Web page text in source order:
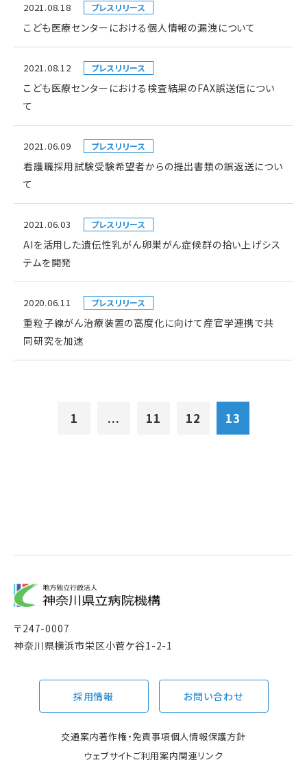
2021.08.18 プレスリリース
こども医療センターにおける個人情報の漏洩について
2021.08.12 プレスリリース
こども医療センターにおける検査結果のFAX誤送信につい
て
2021.06.09 プレスリリース
看護職採用試験受験希望者からの提出書類の誤返送につい
て
2021.06.03 プレスリリース
AIを活用した遺伝性乳がん卵巣がん症候群の拾い上げシス
テムを開発
2020.06.11 プレスリリース
重粒子線がん治療装置の高度化に向けて産官学連携で共
同研究を加速
1 ... 11 12 13
〒247-0007
神奈川県横浜市栄区小菅ケ谷1-2-1
採用情報 お問い合わせ
交通案内著作権・免責事項個人情報保護方針
ウェブサイトご利用案内関連リンク